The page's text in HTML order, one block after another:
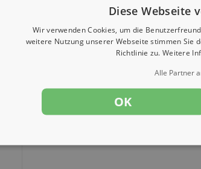
Diese Webseite
Wir verwenden Cookies, um die
weitere Nutzung unserer Webseite stimmen Sie
Richtlinie zu. Weitere
Alle Partner
OK